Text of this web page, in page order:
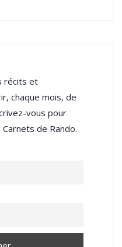
récits et
chaque mois, de
vous pour
de Rando.